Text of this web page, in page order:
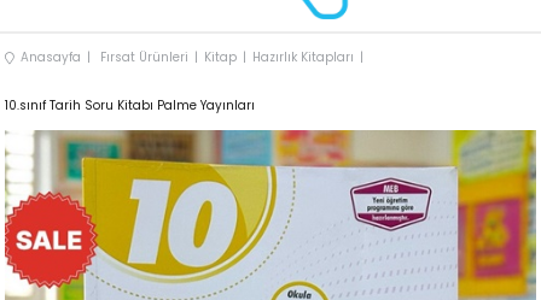
Anasayfa Fırsat Ürünleri Kitap Hazırlık Kitapları
10.sınıf Tarih Soru Kitabı Palme Yayınları